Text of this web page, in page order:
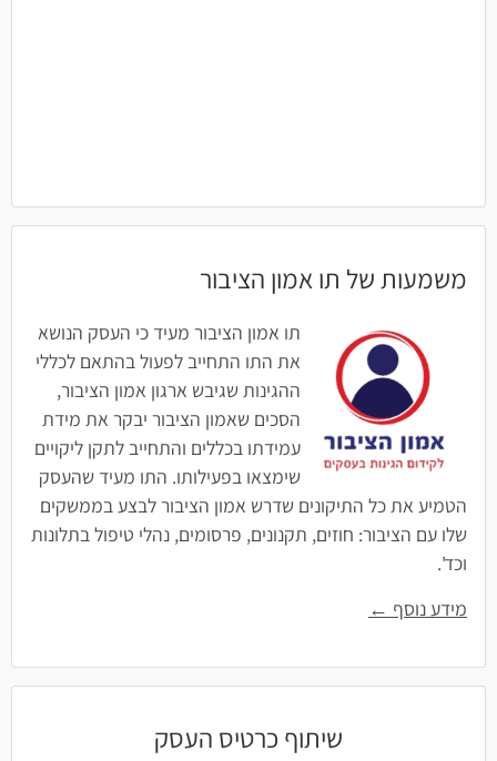
משמעות של תו אמון הציבור
תו אמון הציבור מעיד כי העסק הנושא
את התו התחייב לפעול בהתאם לכללי
ההגינות שגיבש ארגון אמון הציבור,
הסכים שאמון הציבור יבקר את מידת
עמידתו בכללים והתחייב לתקן ליקויים
שימצאו בפעילותו. התו מעיד שהעסק
הטמיע את כל התיקונים שדרש אמון הציבור לבצע בממשקים
שלו עם הציבור: חוזים, תקנונים, פרסומים, נהלי טיפול בתלונות
וכד'.
מידע נוסף ←
שיתוף כרטיס העסק